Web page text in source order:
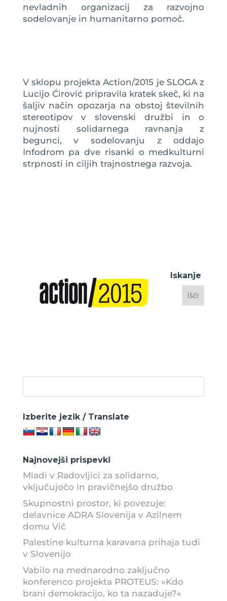
nevladnih organizacij za razvojno
sodelovanje in humanitarno pomoč.
V sklopu projekta Action/2015 je SLOGA z
Lucijo Ćirović pripravila kratek skeč, ki na
šaljiv način opozarja na obstoj številnih
stereotipov v slovenski družbi in o
nujnosti solidarnega ravnanja z
begunci, v sodelovanju z oddajo
Infodrom pa dve risanki o medkulturni
strpnosti in ciljih trajnostnega razvoja.
Iskanje
Izberite jezik / Translate
Najnovejši prispevki
Mladi v Radovljici za solidarno,
vključujočo in pravičnejšo družbo
Skupnostni prostor, ki povezuje:
delavnice ADRA Slovenija v Azilnem
domu Vič
Palestine kulturna karavana prihaja tudi
v Slovenijo
Vabilo na mednarodno zaključno
konferenco projekta PROTEUS: »Kdo
brani demokracijo, ko ta nazaduje?«